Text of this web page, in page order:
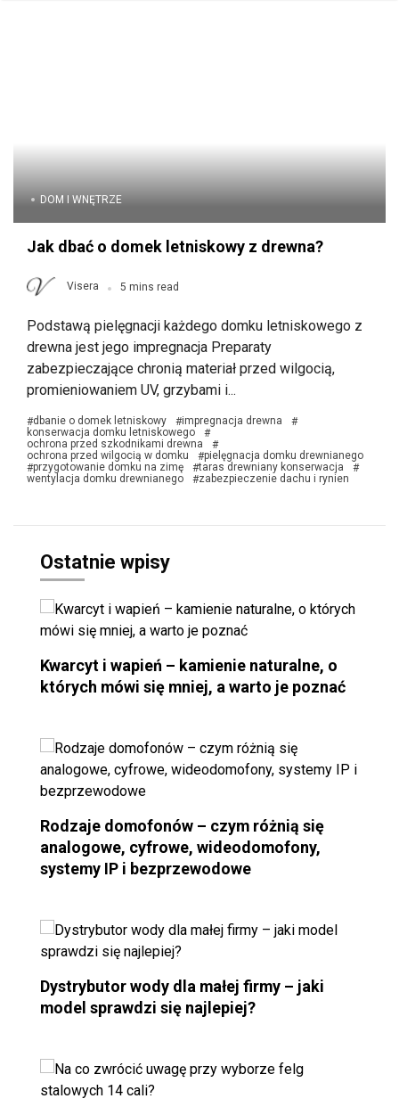
DOM I WNĘTRZE
Jak dbać o domek letniskowy z drewna?
Visera 5 mins read
Podstawą pielęgnacji każdego domku letniskowego z
drewna jest jego impregnacja Preparaty
zabezpieczające chronią materiał przed wilgocią,
promieniowaniem UV, grzybami i...
#dbanie o domek letniskowy #impregnacja drewna
#
konserwacja domku letniskowego
#
ochrona przed szkodnikami drewna
#
ochrona przed wilgocią w domku
#pielęgnacja domku drewnianego
#przygotowanie domku na zimę #taras drewniany konserwacja
#
wentylacja domku drewnianego
#zabezpieczenie dachu i rynien
Ostatnie wpisy
Kwarcyt i wapień – kamienie naturalne, o
których mówi się mniej, a warto je poznać
Rodzaje domofonów – czym różnią się
analogowe, cyfrowe, wideodomofony,
systemy IP i bezprzewodowe
Dystrybutor wody dla małej firmy – jaki
model sprawdzi się najlepiej?